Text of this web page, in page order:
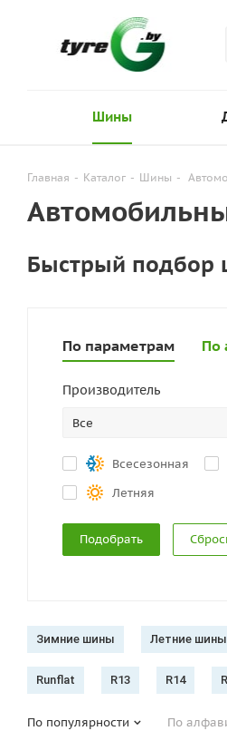
Шины
Главная - Каталог - Шины -
Быстрый подбор
По параметрам По
Производитель
Все
Всесезонная
Летняя
Зимние шины Летние шины
Runflat R13 R14
По популярности По